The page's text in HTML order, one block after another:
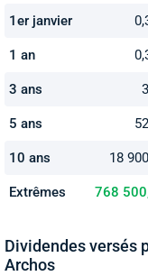
1er janvier
1 an
3 ans
5 ans
10 ans 18
Extrêmes 768
Dividendes versés
Archos